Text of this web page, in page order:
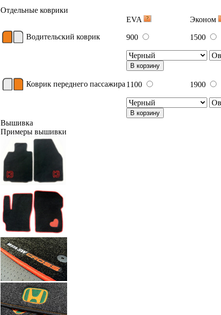
Отдельные коврики
EVA
Эконом
Водительский коврик 900 1500
В корзину
Коврик переднего пассажира 1100 1900
В корзину
Вышивка
Примеры вышивки